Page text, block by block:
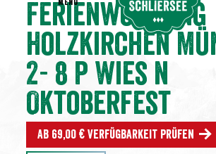
Ferienwohnung
Holzkirchen
2- 8 P Wies n
Oktoberfest
Ab 69,00 € Verfügbarkeit prüfen
MENU